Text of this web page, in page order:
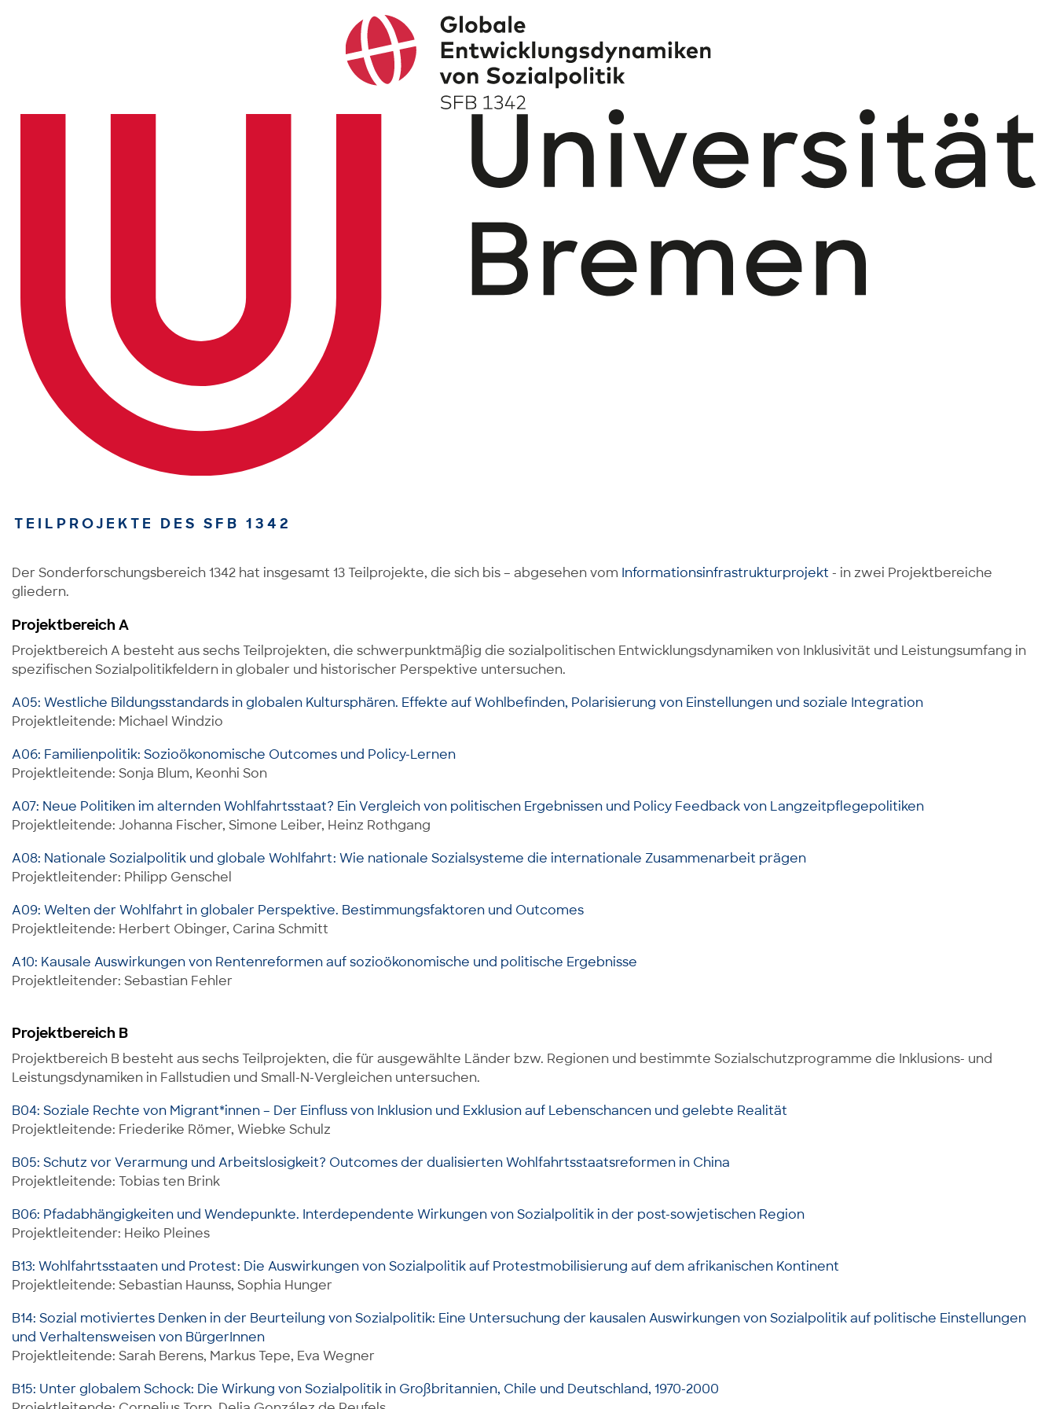
TEILPROJEKTE DES SFB 1342
Der Sonderforschungsbereich 1342 hat insgesamt 13 Teilprojekte, die sich bis – abgesehen vom Informationsinfrastrukturprojekt - in zwei Projektbereiche
gliedern.
Projektbereich A
Projektbereich A besteht aus sechs Teilprojekten, die schwerpunktmäßig die sozialpolitischen Entwicklungsdynamiken von Inklusivität und Leistungsumfang in
spezifischen Sozialpolitikfeldern in globaler und historischer Perspektive untersuchen.
A05: Westliche Bildungsstandards in globalen Kultursphären. Effekte auf Wohlbefinden, Polarisierung von Einstellungen und soziale Integration
Projektleitende: Michael Windzio
A06: Familienpolitik: Sozioökonomische Outcomes und Policy-Lernen
Projektleitende: Sonja Blum, Keonhi Son
A07: Neue Politiken im alternden Wohlfahrtsstaat? Ein Vergleich von politischen Ergebnissen und Policy Feedback von Langzeitpflegepolitiken
Projektleitende: Johanna Fischer, Simone Leiber, Heinz Rothgang
A08: Nationale Sozialpolitik und globale Wohlfahrt: Wie nationale Sozialsysteme die internationale Zusammenarbeit prägen
Projektleitender: Philipp Genschel
A09: Welten der Wohlfahrt in globaler Perspektive. Bestimmungsfaktoren und Outcomes
Projektleitende: Herbert Obinger, Carina Schmitt
A10: Kausale Auswirkungen von Rentenreformen auf sozioökonomische und politische Ergebnisse
Projektleitender: Sebastian Fehler
Projektbereich B
Projektbereich B besteht aus sechs Teilprojekten, die für ausgewählte Länder bzw. Regionen und bestimmte Sozialschutzprogramme die Inklusions- und
Leistungsdynamiken in Fallstudien und Small-N-Vergleichen untersuchen.
B04: Soziale Rechte von Migrant*innen – Der Einfluss von Inklusion und Exklusion auf Lebenschancen und gelebte Realität
Projektleitende: Friederike Römer, Wiebke Schulz
B05: Schutz vor Verarmung und Arbeitslosigkeit? Outcomes der dualisierten Wohlfahrtsstaatsreformen in China
Projektleitende: Tobias ten Brink
B06: Pfadabhängigkeiten und Wendepunkte. Interdependente Wirkungen von Sozialpolitik in der post-sowjetischen Region
Projektleitender: Heiko Pleines
B13: Wohlfahrtsstaaten und Protest: Die Auswirkungen von Sozialpolitik auf Protestmobilisierung auf dem afrikanischen Kontinent
Projektleitende: Sebastian Haunss, Sophia Hunger
B14: Sozial motiviertes Denken in der Beurteilung von Sozialpolitik: Eine Untersuchung der kausalen Auswirkungen von Sozialpolitik auf politische Einstellungen
und Verhaltensweisen von BürgerInnen
Projektleitende: Sarah Berens, Markus Tepe, Eva Wegner
B15: Unter globalem Schock: Die Wirkung von Sozialpolitik in Großbritannien, Chile und Deutschland, 1970-2000